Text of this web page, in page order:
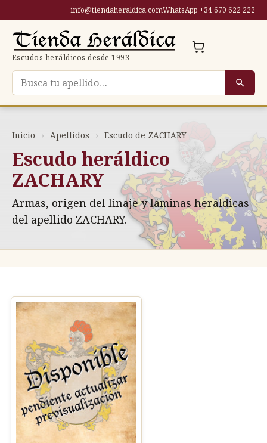
contenido
info@tiendaheraldica.comWhatsApp +34 670 622 222
Escudos heráldicos desde 1993
Buscar escudo por apellido
Inicio › Apellidos › Escudo de ZACHARY
Escudo heráldico
ZACHARY
Armas, origen del linaje y láminas heráldicas
del apellido ZACHARY.